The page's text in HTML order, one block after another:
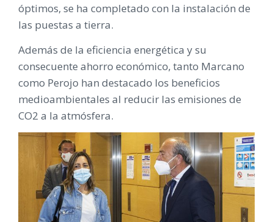
óptimos, se ha completado con la instalación de
las puestas a tierra.
Además de la eficiencia energética y su
consecuente ahorro económico, tanto Marcano
como Perojo han destacado los beneficios
medioambientales al reducir las emisiones de
CO2 a la atmósfera.